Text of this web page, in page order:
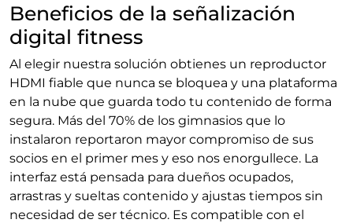
Beneficios de la señalización
digital fitness
Al elegir nuestra solución obtienes un reproductor
HDMI fiable que nunca se bloquea y una plataforma
en la nube que guarda todo tu contenido de forma
segura. Más del 70% de los gimnasios que lo
instalaron reportaron mayor compromiso de sus
socios en el primer mes y eso nos enorgullece. La
interfaz está pensada para dueños ocupados,
arrastras y sueltas contenido y ajustas tiempos sin
necesidad de ser técnico. Es compatible con el